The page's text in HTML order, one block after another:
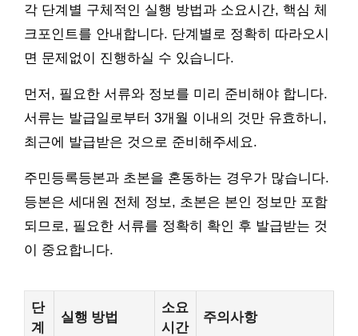
각 단계별 구체적인 실행 방법과 소요시간, 핵심 체
크포인트를 안내합니다. 단계별로 정확히 따라오시
면 문제없이 진행하실 수 있습니다.
먼저, 필요한 서류와 정보를 미리 준비해야 합니다.
서류는 발급일로부터 3개월 이내의 것만 유효하니,
최근에 발급받은 것으로 준비해주세요.
주민등록등본과 초본을 혼동하는 경우가 많습니다.
등본은 세대원 전체 정보, 초본은 본인 정보만 포함
되므로, 필요한 서류를 정확히 확인 후 발급받는 것
이 중요합니다.
단
계
실행 방법
소요
시간
주의사항